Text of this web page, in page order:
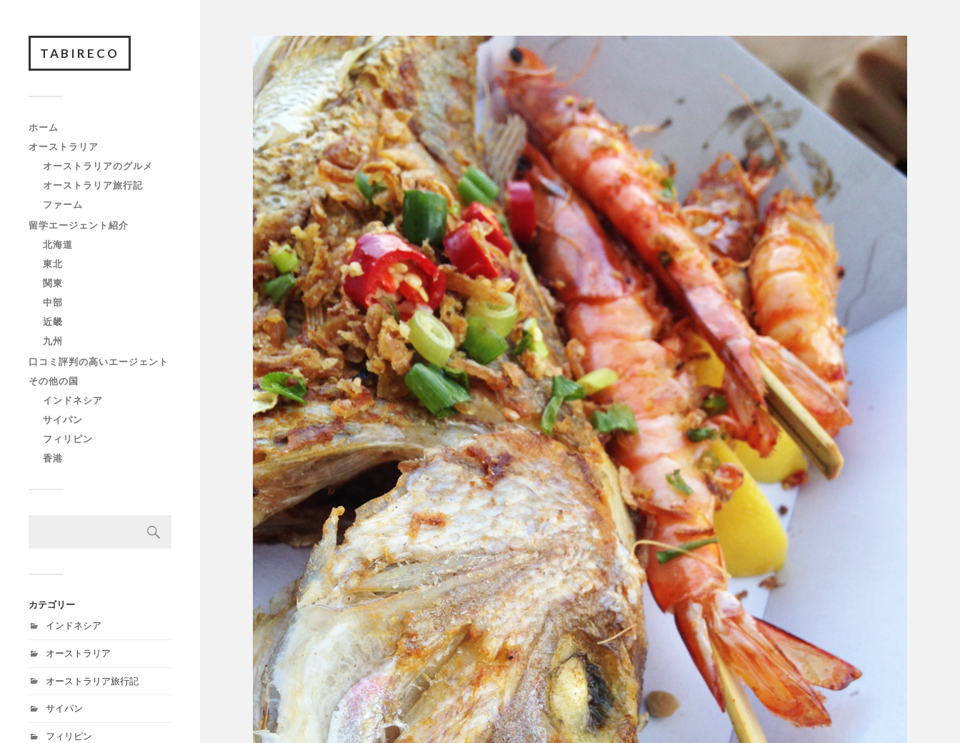
TABIRECO
ホーム
オーストラリア
オーストラリアのグルメ
オーストラリア旅行記
ファーム
留学エージェント紹介
北海道
東北
関東
中部
近畿
九州
口コミ評判の高いエージェント
その他の国
インドネシア
サイパン
フィリピン
香港
カテゴリー
インドネシア
オーストラリア
オーストラリア旅行記
サイパン
フィリピン